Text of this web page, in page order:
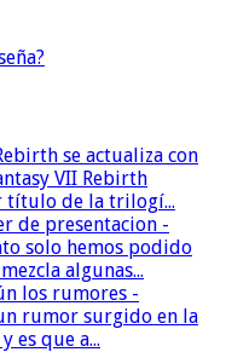
se actualiza con
VII Rebirth
título de la trilogí...
de presentacion -
solo hemos podido
algunas...
los rumores -
rumor surgido en la
es que a...